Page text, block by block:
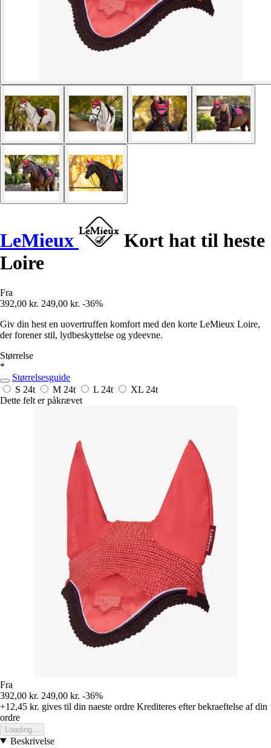
LeMieux
Kort hat til heste
Loire
Fra
392,00 kr. 249,00 kr. -36%
Giv din hest en uovertruffen komfort med den korte LeMieux Loire,
der forener stil, lydbeskyttelse og ydeevne.
Størrelse
*
Størrelsesguide
S 24t M 24t L 24t XL 24t
Dette felt er påkrævet
Fra
392,00 kr. 249,00 kr. -36%
+12,45 kr. gives til din naeste ordre Krediteres efter bekraeftelse af din
ordre
Loading...
Beskrivelse